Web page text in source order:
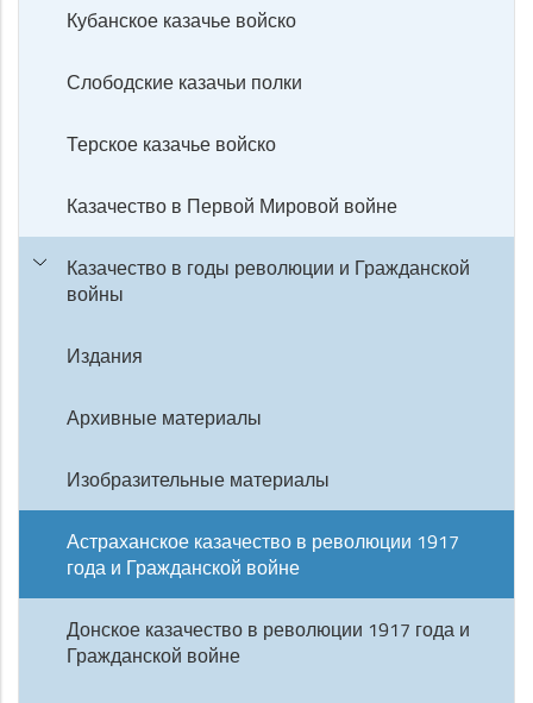
Кубанское казачье войско
Слободские казачьи полки
Терское казачье войско
Казачество в Первой Мировой войне
Казачество в годы революции и Гражданской
войны
Издания
Архивные материалы
Изобразительные материалы
Астраханское казачество в революции 1917
года и Гражданской войне
Донское казачество в революции 1917 года и
Гражданской войне